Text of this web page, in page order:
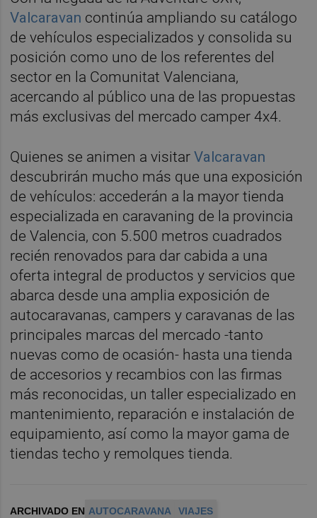
Valcaravan continúa ampliando su catálogo
de vehículos especializados y consolida su
posición como uno de los referentes del
sector en la Comunitat Valenciana,
acercando al público una de las propuestas
más exclusivas del mercado camper 4x4.
Quienes se animen a visitar Valcaravan
descubrirán mucho más que una exposición
de vehículos: accederán a la mayor tienda
especializada en caravaning de la provincia
de Valencia, con 5.500 metros cuadrados
recién renovados para dar cabida a una
oferta integral de productos y servicios que
abarca desde una amplia exposición de
autocaravanas, campers y caravanas de las
principales marcas del mercado -tanto
nuevas como de ocasión- hasta una tienda
de accesorios y recambios con las firmas
más reconocidas, un taller especializado en
mantenimiento, reparación e instalación de
equipamiento, así como la mayor gama de
tiendas techo y remolques tienda.
ARCHIVADO EN AUTOCARAVANA VIAJES